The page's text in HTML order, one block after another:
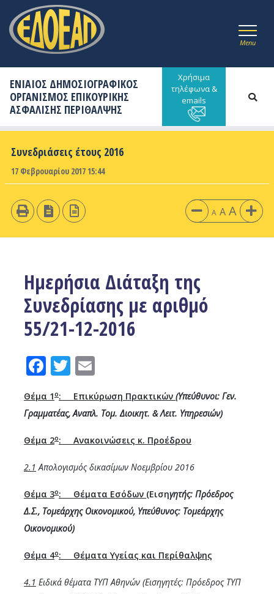
Menu
ΕΝΙΑΙΟΣ ΔΗΜΟΣΙΟΓΡΑΦΙΚΟΣ
ΟΡΓΑΝΙΣΜΟΣ ΕΠΙΚΟΥΡΙΚΗΣ
ΑΣΦΑΛΙΣΗΣ ΠΕΡΙΘΑΛΨΗΣ
Χρήσιμα
τηλέφωνα &
emails
Συνεδριάσεις έτους 2016
17 Φεβρουαρίου 2017 15:44
A A A
Ημερήσια Διάταξη της
Συνεδρίασης με αριθμό
55/21-12-2016
Facebook
Twitter
Θέμα 1ο: Επικύρωση Πρακτικών (Υπεύθυνοι: Γεν.
Γραμματέας, Αναπλ. Τομ. Διοικητ. & Λειτ. Υπηρεσιών)
Θέμα 2ο: Ανακοινώσεις κ. Προέδρου
2.1 Απολογισμός δικασίμων Νοεμβρίου 2016
Θέμα 3ο: Θέματα Εσόδων (Εισηγητής: Πρόεδρος
Δ.Σ., Τομεάρχης Οικονομικού, Υπεύθυνος: Τομεάρχης
Οικονομικού)
Θέμα 4ο: Θέματα Υγείας και Περίθαλψης
4.1 Ειδικά θέματα ΤΥΠ Αθηνών (Εισηγητές: Πρόεδρος ΤΥΠ